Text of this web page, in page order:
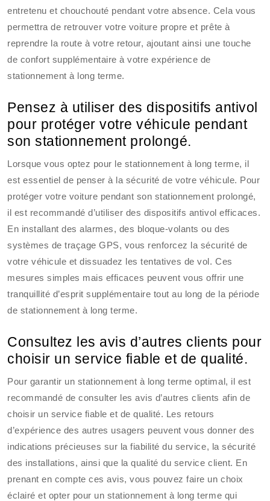
entretenu et chouchouté pendant votre absence. Cela vous
permettra de retrouver votre voiture propre et prête à
reprendre la route à votre retour, ajoutant ainsi une touche
de confort supplémentaire à votre expérience de
stationnement à long terme.
Pensez à utiliser des dispositifs antivol
pour protéger votre véhicule pendant
son stationnement prolongé.
Lorsque vous optez pour le stationnement à long terme, il
est essentiel de penser à la sécurité de votre véhicule. Pour
protéger votre voiture pendant son stationnement prolongé,
il est recommandé d’utiliser des dispositifs antivol efficaces.
En installant des alarmes, des bloque-volants ou des
systèmes de traçage GPS, vous renforcez la sécurité de
votre véhicule et dissuadez les tentatives de vol. Ces
mesures simples mais efficaces peuvent vous offrir une
tranquillité d’esprit supplémentaire tout au long de la période
de stationnement à long terme.
Consultez les avis d’autres clients pour
choisir un service fiable et de qualité.
Pour garantir un stationnement à long terme optimal, il est
recommandé de consulter les avis d’autres clients afin de
choisir un service fiable et de qualité. Les retours
d’expérience des autres usagers peuvent vous donner des
indications précieuses sur la fiabilité du service, la sécurité
des installations, ainsi que la qualité du service client. En
prenant en compte ces avis, vous pouvez faire un choix
éclairé et opter pour un stationnement à long terme qui